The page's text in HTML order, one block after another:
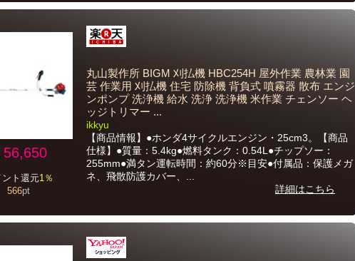
56,650
ト還元1％
566pt
丸山製作所 BIGM 刈払機 HBC254H 屋外作業 農林業 園
芸 作業用 刈払機 住宅 防除機 背負式 噴霧器 散布 エンジ
ンポンプ 洗浄機 給水 洗浄 洗浄機 米作業 チェンソー ヘ
ッジトリマー ...
ikkyu
【商品情報】●ホンダ4サイクルエンジン・25cm3。【商品
仕様】●質量：5.4kg●燃料タンク：0.54L●チップソー：
255mm●満タン運転時間：約60分※目安●付属品：保護メガ
ネ、飛散防護カバー、...
詳細はこちら